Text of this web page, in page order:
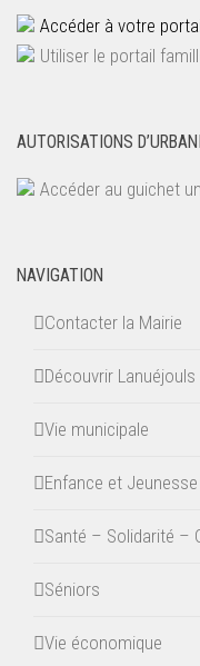
Accéder à votre
Utiliser le portail
AUTORISATIONS
Accéder au guichet
NAVIGATION
Contacter la Mairie
Découvrir Lanuéjouls
Vie municipale
Enfance et Jeunesse
Santé – Solidarité –
Séniors
Vie économique